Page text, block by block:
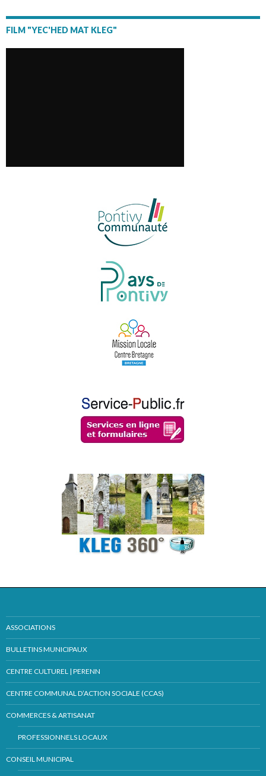
FILM "YEC'HED MAT KLEG"
ASSOCIATIONS
BULLETINS MUNICIPAUX
CENTRE CULTUREL | PERENN
CENTRE COMMUNAL D’ACTION SOCIALE (CCAS)
COMMERCES & ARTISANAT
PROFESSIONNELS LOCAUX
CONSEIL MUNICIPAL